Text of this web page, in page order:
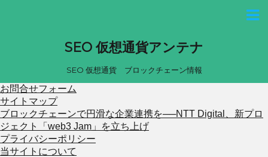
SEO 仮想通貨アンテナ
SEO 仮想通貨 ブロックチェーン情報
お問合せフォーム
サイトマップ
ブロックチェーンで円滑な企業連携を──NTT Digital、新プロ
ジェクト「web3 Jam」を立ち上げ
プライバシーポリシー
当サイトについて